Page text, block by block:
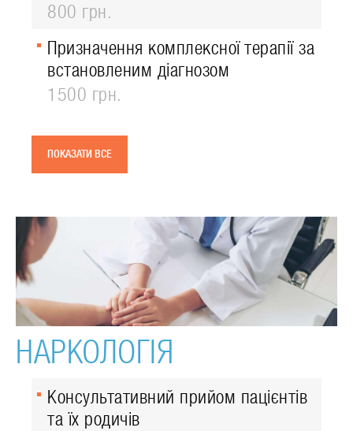
800 грн.
Призначення комплексної терапії за
встановленим діагнозом
1500 грн.
ПОКАЗАТИ ВСЕ
НАРКОЛОГІЯ
Консультативний прийом пацієнтів
та їх родичів